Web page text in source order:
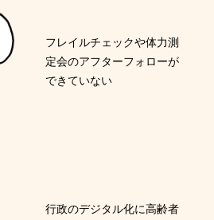
フレイルチェックや体力測
定会のアフターフォローが
できていない
行政のデジタル化に高齢者